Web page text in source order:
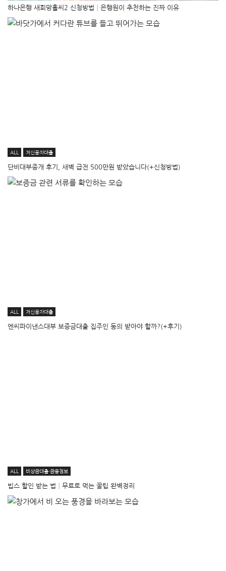
하나은행 새희망홀씨2 신청방법│은행원이 추천하는 진짜 이유
ALL 저신용자대출
단비대부중개 후기, 새벽 급전 500만원 받았습니다(+신청방법)
ALL 저신용자대출
엔씨파이낸스대부 보증금대출 집주인 동의 받아야 할까?(+후기)
ALL 비상금대출·금융정보
빕스 할인 받는 법│무료로 먹는 꿀팁 완벽정리